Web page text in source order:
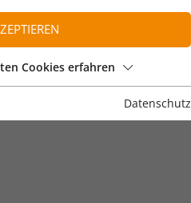
Cookies erfahren
Datenschutz